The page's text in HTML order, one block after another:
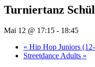
Turniertanz
Mai 12 @ 17:15 - 18:45
« Hip Hop Juniors
Streetdance Adults »